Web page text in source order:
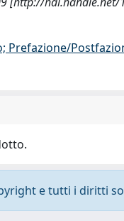
Prefazione/
e tutti i diritti